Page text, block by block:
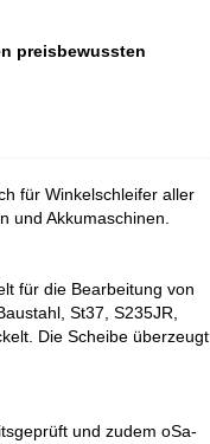
preisbewussten
für Winkelschleifer aller
und Akkumaschinen.
für die Bearbeitung von
St37, S235JR,
Die Scheibe überzeugt
und zudem oSa-